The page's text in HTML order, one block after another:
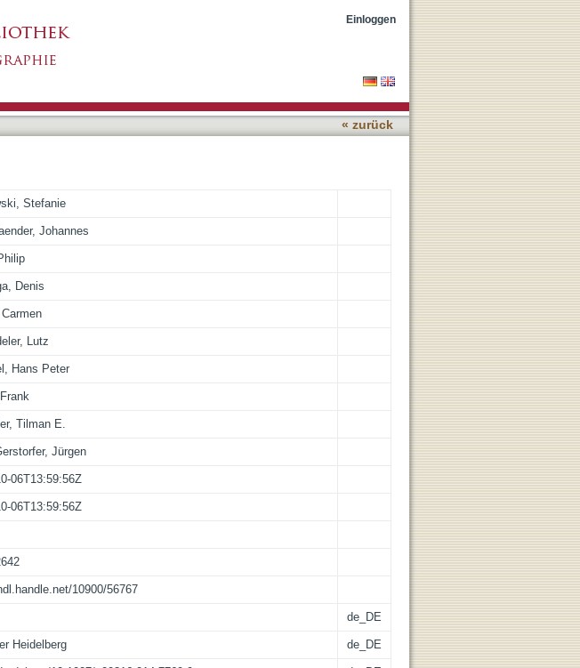
Einloggen
« zurück
Stefanie
Johannes
Denis
Lutz
Hans Peter
Tilman E.
Jürgen
06T13:59:56Z
06T13:59:56Z
10900/56767
de_DE
Heidelberg de_DE